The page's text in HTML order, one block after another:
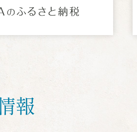
報